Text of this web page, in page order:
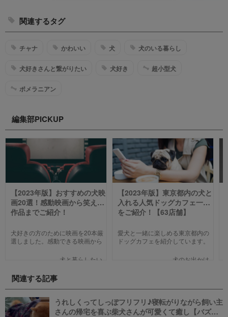
関連するタグ
チャナ かわいい 犬 犬のいる暮らし
犬好きさんと繋がりたい 犬好き 超小型犬
ポメラニアン
編集部PICKUP
【2023年版】おすすめの犬映
画20選！感動映画から笑える
作品までご紹介！
犬好きの方のために映画を20本厳
選しました。感動できる映画から
で、犬の名作映画を邦画7本,洋画7
ぞれの映画の魅力やあらすじを短
い文章で簡潔に紹介しています。
映画選びの参考にしていただけれ
ばと思います。
犬と暮らしたい
【2023年版】東京都内の犬と
入れる人気ドッグカフェ一覧
をご紹介！【63店舗】
愛犬と一緒に楽しめる東京都内の
ドッグカフェを紹介しています。
のついでに立ち寄るのにピッタリ
ましょう！
犬のお出かけ
関連する記事
うれしくってしっぽフリフリ♪寝転がりながら飼い主
さんの帰宅を喜ぶ柴犬さんが可愛くて癒し【バズ